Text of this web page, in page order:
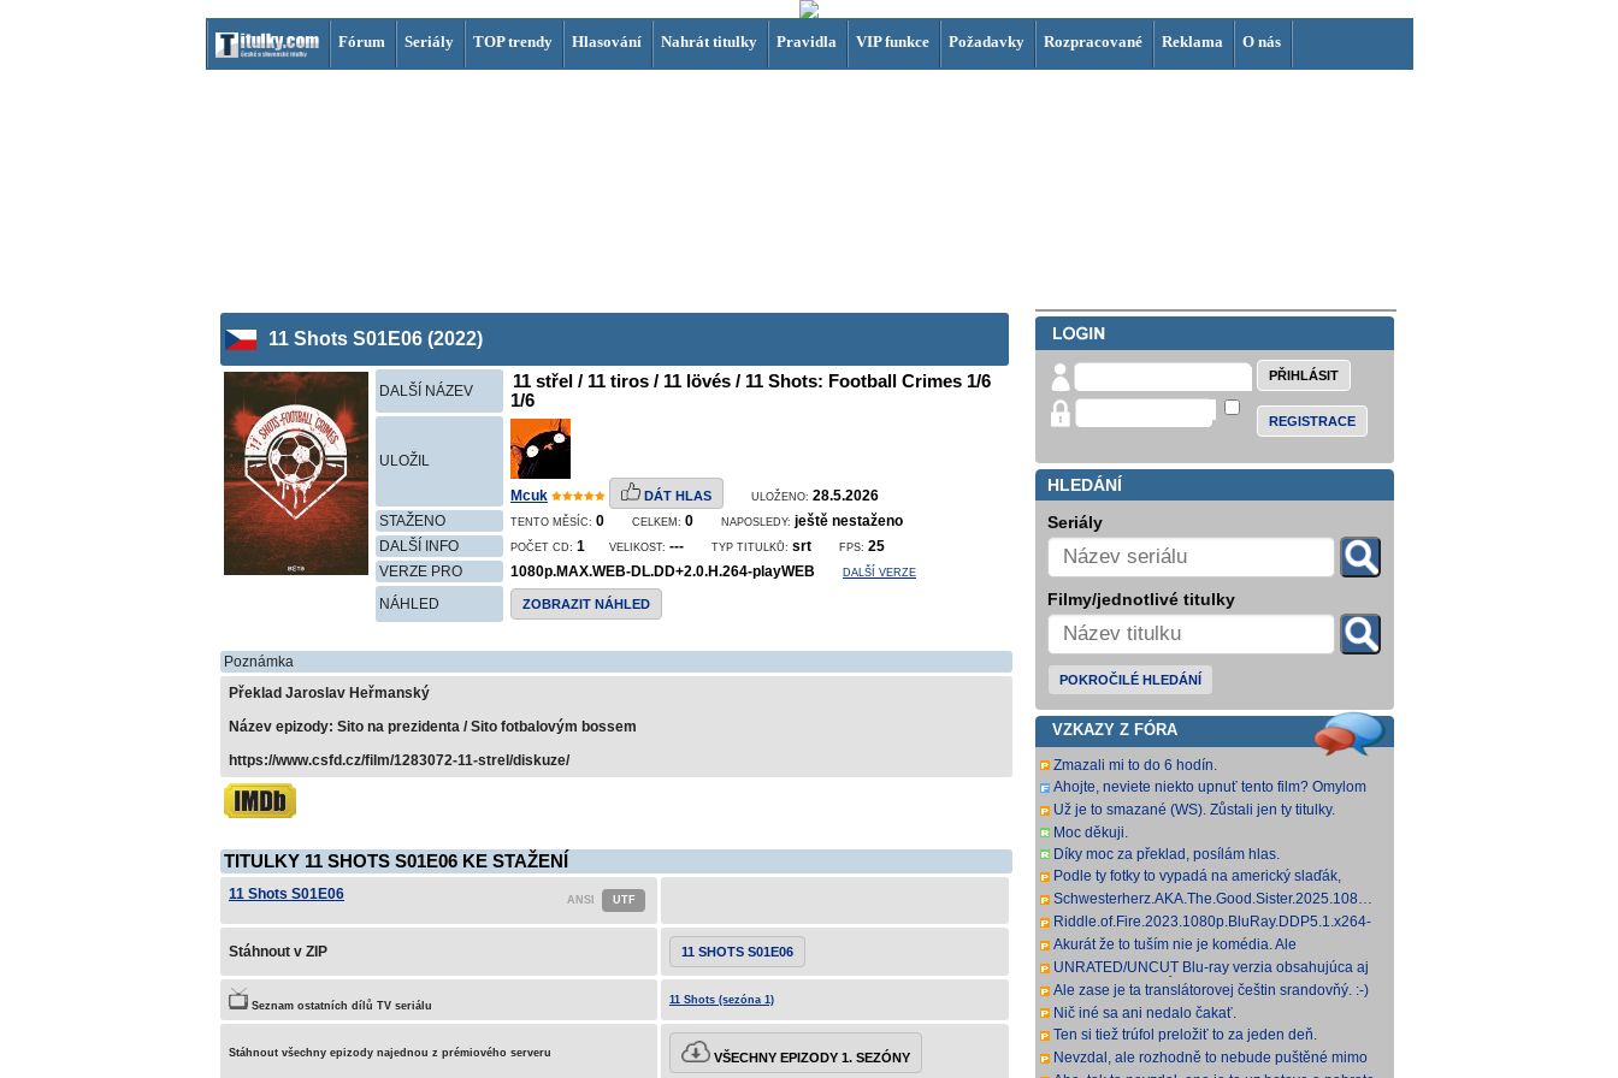
Fórum Seriály TOP trendy Hlasování Nahrát titulky Pravidla VIP funkce Požadavky Rozpracované Reklama O nás
11 Shots S01E06 (2022)
DALŠÍ NÁZEV
11 střel / 11 tiros / 11 lövés / 11 Shots: Football Crimes 1/6
1/6
ULOŽIL
Mcuk DÁT HLAS ULOŽENO: 28.5.2026
STAŽENO
TENTO MĚSÍC: 0 CELKEM: 0 NAPOSLEDY: ještě nestaženo
DALŠÍ INFO
POČET CD: 1 VELIKOST: --- TYP TITULKŮ: srt FPS: 25
VERZE PRO
1080p.MAX.WEB-DL.DD+2.0.H.264-playWEB DALŠÍ VERZE
NÁHLED ZOBRAZIT NÁHLED
Poznámka
Překlad Jaroslav Heřmanský
Název epizody: Sito na prezidenta / Sito fotbalovým bossem
https://www.csfd.cz/film/1283072-11-strel/diskuze/
TITULKY 11 SHOTS S01E06 KE STAŽENÍ
11 Shots S01E06
Stáhnout v ZIP 11 SHOTS S01E06
Seznam ostatních dílů TV seriálu 11 Shots (sezóna 1)
Stáhnout všechny epizody najednou z prémiového serveru VŠECHNY EPIZODY 1. SEZÓNY
REGISTRACE
HLEDÁNÍ
Seriály
Filmy/jednotlivé titulky
POKROČILÉ HLEDÁNÍ
VZKAZY Z FÓRA
Zmazali mi to do 6 hodín.
Ahojte, neviete niekto upnuť tento film? Omylom
som ho vymazal a neviem ho nikde nájsť. Robil
som na
Už je to smazané (WS). Zůstali jen ty titulky.
Moc děkuji.
Díky moc za překlad, posílám hlas.
Podle ty fotky to vypadá na americký slaďák,
ovšem opak je pravdou..... Kdysi jsem četl i
Schwesterherz.AKA.The.Good.Sister.2025.1080p.AMZN.WEB-
DL.DDP5.1.H.264-cinepth [5,88 GB] Nemecké
Riddle.of.Fire.2023.1080p.BluRay.DDP5.1.x264-
SbR [18,74 GB]
Akurát že to tuším nie je komédia. Ale
premietačka sa môže konať. Možno príde aj
susedov pes a tomu
UNRATED/UNCUT Blu-ray verzia obsahujúca aj
full frontal Skarsgårda, explicitnejšie zábery sexu
Ale zase je ta translátorovej češtin srandovňý. :-)
Nič iné sa ani nedalo čakať.
Ten si tiež trúfol preložiť to za jeden deň.
Nevzdal, ale rozhodně to nebude puštěné mimo
premium. Samozřejmě překladač.